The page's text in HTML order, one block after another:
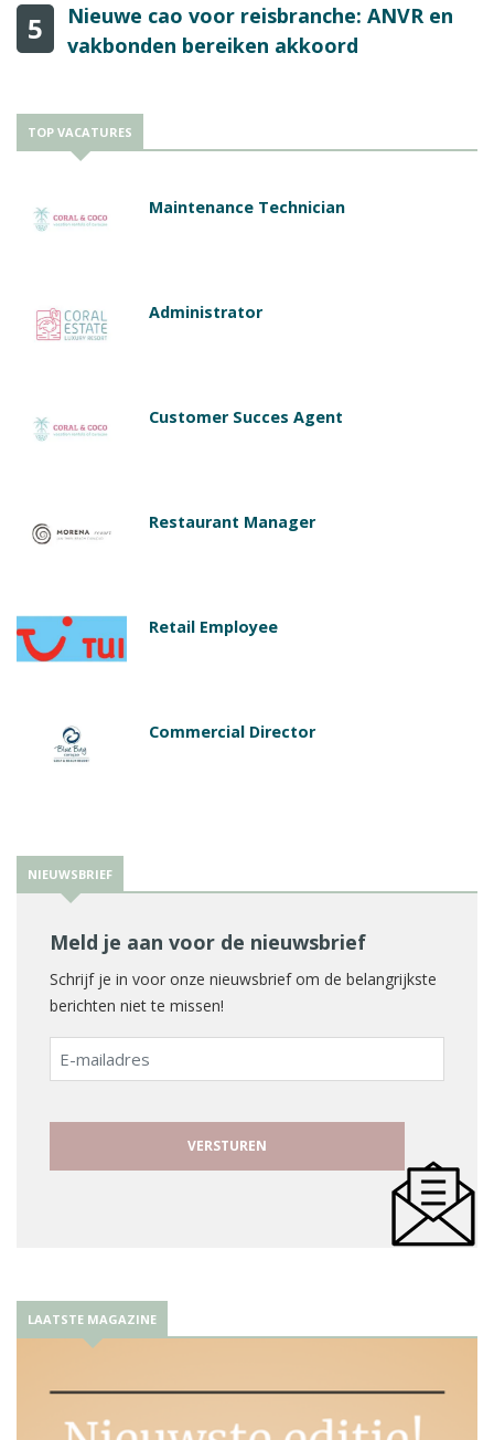
5
Nieuwe cao voor reisbranche: ANVR en
vakbonden bereiken akkoord
TOP VACATURES
Maintenance Technician
Administrator
Customer Succes Agent
Restaurant Manager
Retail Employee
Commercial Director
NIEUWSBRIEF
Meld je aan voor de nieuwsbrief
Schrijf je in voor onze nieuwsbrief om de belangrijkste
berichten niet te missen!
E-
mailadres
LAATSTE MAGAZINE